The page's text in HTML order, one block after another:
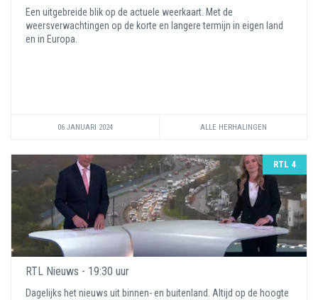
Een uitgebreide blik op de actuele weerkaart. Met de
weersverwachtingen op de korte en langere termijn in eigen land
en in Europa.
06 JANUARI 2024 ALLE HERHALINGEN
RTL 4
RTL Nieuws - 19:30 uur
Dagelijks het nieuws uit binnen- en buitenland. Altijd op de hoogte